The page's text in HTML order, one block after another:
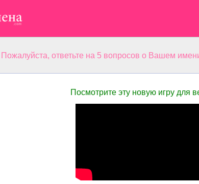
Пожалуйста, ответьте на 5 вопросов о Вашем
Посмотрите эту новую игру для